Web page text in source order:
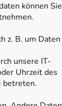
können Sie
z. B. um Daten
unsere IT-
Uhrzeit des
betreten.